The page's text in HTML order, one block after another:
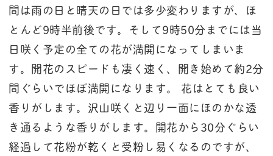
間は雨の日と晴天の日では多少変わりますが、ほ
とんど9時半前後です。そして9時50分までには当
日咲く予定の全ての花が満開になってしまいま
す。開花のスピードも凄く速く、開き始めて約2分
間ぐらいでほぼ満開になります。 花はとても良い
香りがします。沢山咲くと辺り一面にほのかな透
き通るような香りがします。開花から30分ぐらい
経過して花粉が乾くと受粉し易くなるのですが、